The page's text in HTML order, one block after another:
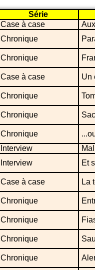
Série
Case à case
Chronique
Chronique
Case à case Un
Chronique
Chronique
Chronique
Interview
Interview Et
Case à case La
Chronique
Chronique
Chronique
Chronique